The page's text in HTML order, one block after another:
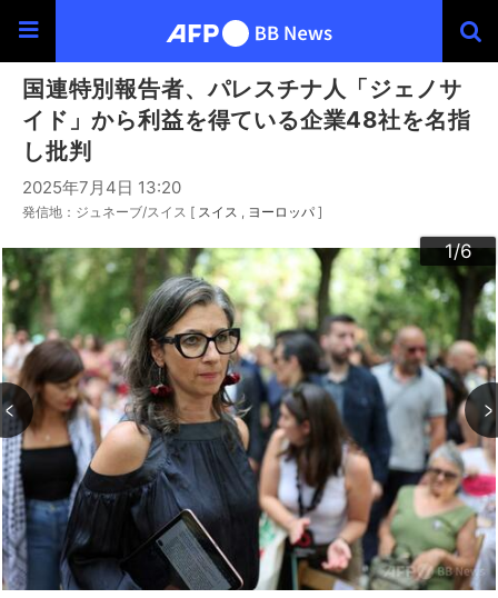
国連特別報告者、パレスチナ人「ジェノサ
イド」から利益を得ている企業48社を名指
し批判
2025年7月4日 13:20
発信地：ジュネーブ/スイス [ スイス ヨーロッパ ]
1/6
2/6
3/6
4/6
5/6
6/6